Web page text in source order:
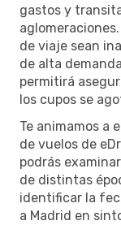
gastos y
de viaje sean
de alta
permitirá
los cupos se
Te animamos a
de vuelos de
podrás
de distintas
identificar la
a Madrid en